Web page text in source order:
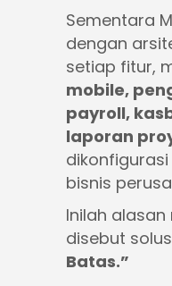
Sementara
dengan
setiap fitur,
mobile,
payroll,
laporan
bisnis
Inilah
disebut
Batas.”